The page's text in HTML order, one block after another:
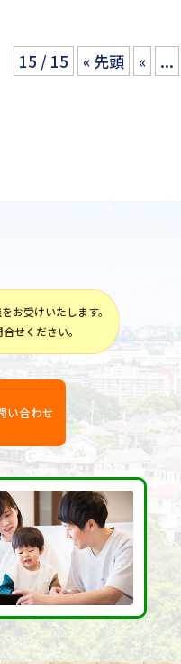
15 / 15 « 先頭 « ...
お受けいたします。
せください。
い合わせ